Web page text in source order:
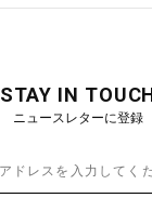
STAY IN
ニュースレターに登録